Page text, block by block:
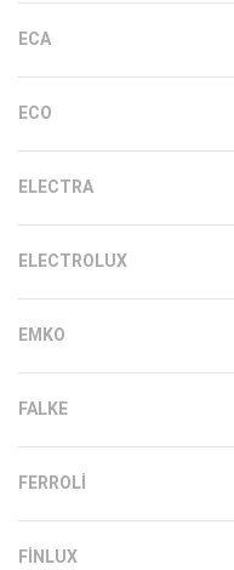
ECA
ECO
ELECTRA
ELECTROLUX
EMKO
FALKE
FERROLI
FINLUX